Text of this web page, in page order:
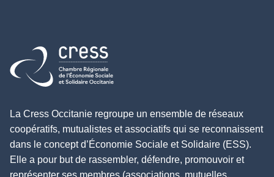
Retour à l'accueil
La Cress Occitanie regroupe un ensemble de réseaux
coopératifs, mutualistes et associatifs qui se reconnaissent
dans le concept d’Économie Sociale et Solidaire (ESS).
Elle a pour but de rassembler, défendre, promouvoir et
représenter ses membres (associations, mutuelles,